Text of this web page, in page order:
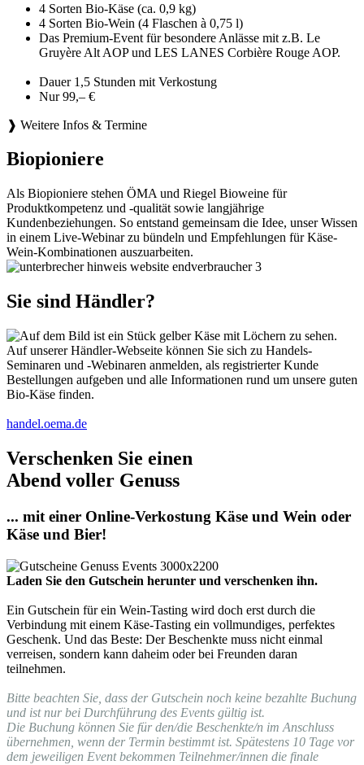
4 Sorten Bio-Käse (ca. 0,9 kg)
4 Sorten Bio-Wein (4 Flaschen à 0,75 l)
Das Premium-Event für besondere Anlässe mit z.B. Le
Gruyère Alt AOP und LES LANES Corbière Rouge AOP.
Dauer 1,5 Stunden mit Verkostung
Nur 99,– €
❱ Weitere Infos & Termine
Biopioniere
Als Biopioniere stehen ÖMA und Riegel Bioweine für
Produktkompetenz und -qualität sowie langjährige
Kundenbeziehungen. So entstand gemeinsam die Idee, unser Wissen
in einem Live-Webinar zu bündeln und Empfehlungen für Käse-
Wein-Kombinationen auszuarbeiten.
Sie sind Händler?
Auf unserer Händler-Webseite können Sie sich zu Handels-
Seminaren und -Webinaren anmelden, als registrierter Kunde
Bestellungen aufgeben und alle Informationen rund um unsere guten
Bio-Käse finden.
handel.oema.de
Verschenken Sie einen
Abend voller Genuss
... mit einer Online-Verkostung Käse und Wein oder
Käse und Bier!
Laden Sie den Gutschein herunter und verschenken ihn.
Ein Gutschein für ein Wein-Tasting wird doch erst durch die
Verbindung mit einem Käse-Tasting ein vollmundiges, perfektes
Geschenk. Und das Beste: Der Beschenkte muss nicht einmal
verreisen, sondern kann daheim oder bei Freunden daran
teilnehmen.
Bitte beachten Sie, dass der Gutschein noch keine bezahlte Buchung
und ist nur bei Durchführung des Events gültig ist.
Die Buchung können Sie für den/die Beschenkte/n im Anschluss
übernehmen, wenn der Termin bestimmt ist. Spätestens 10 Tage vor
dem jeweiligen Event bekommen Teilnehmer/innen die finale